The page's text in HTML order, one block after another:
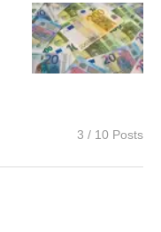
3 / 10 Posts